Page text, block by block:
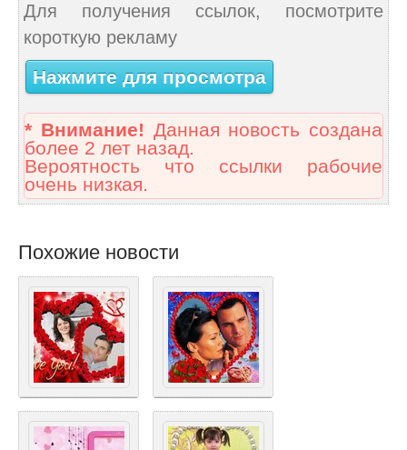
Для получения ссылок, посмотрите
короткую рекламу
Нажмите для просмотра
* Внимание! Данная новость создана
более 2 лет назад.
Вероятность что ссылки рабочие
очень низкая.
Похожие новости